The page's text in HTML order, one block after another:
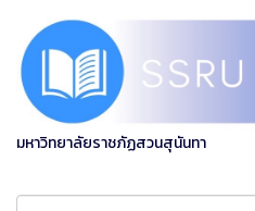
มหาวิทยาลัยราชภัฏสวนสุนันทา